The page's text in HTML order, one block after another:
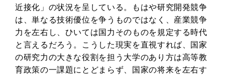
近接化」の状況を呈している。もはや研究開発競争
は、単なる技術優位を争うものではなく、産業競争
力を左右し、ひいては国力そのものを規定する時代
と言えるだろう。こうした現実を直視すれば、国家
の研究力の大きな役割を担う大学のあり方は高等教
育政策の一課題にとどまらず、国家の将来を左右す